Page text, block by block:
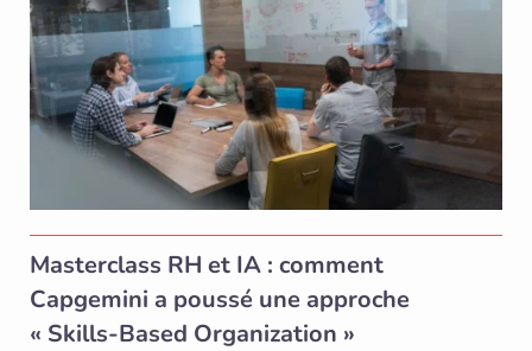
Masterclass RH et IA : comment
Capgemini a poussé une approche
« Skills-Based Organization »